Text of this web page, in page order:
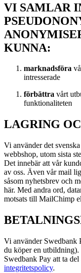
VI SAMLAR
KUNNA:
marknadsföra
intresserade
förbättra vårt
funktionaliteten
LAGRING
Vi använder det
webbshop, utom sista
Det innebär att vår
av oss. Även vår mail
såsom nyhetsbrev och
här. Med andra ord,
motsats till MailChimp
Vi använder Swedbank
du köper en utbildning).
Swedbank Pay att ta
integritetspolicy.